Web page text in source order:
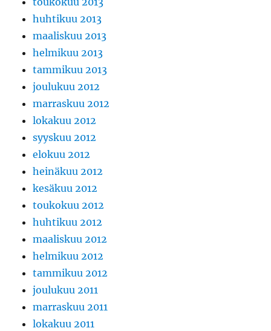
huhtikuu 2013
maaliskuu 2013
helmikuu 2013
tammikuu 2013
joulukuu 2012
marraskuu 2012
lokakuu 2012
syyskuu 2012
elokuu 2012
heinäkuu 2012
kesäkuu 2012
toukokuu 2012
huhtikuu 2012
maaliskuu 2012
helmikuu 2012
tammikuu 2012
joulukuu 2011
marraskuu 2011
lokakuu 2011